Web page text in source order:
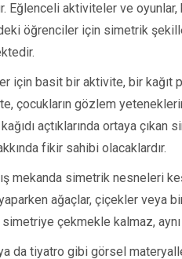
Eğlenceli aktiviteler ve
öğrenciler için simetrik
için basit bir aktivite, bir kağıt
çocukların gözlem
kağıdı açtıklarında ortaya
fikir sahibi olacaklardır.
mekanda simetrik nesneleri
ağaçlar, çiçekler veya
çekmekle kalmaz,
da tiyatro gibi görsel